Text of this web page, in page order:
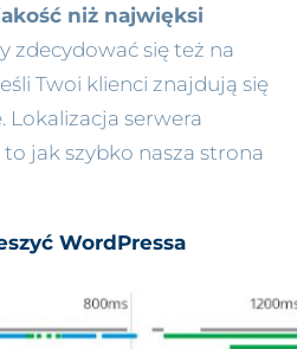
niż najwięksi
zdecydować się też na
Twoi klienci znajdują się
Lokalizacja serwera
jak szybko nasza strona
WordPressa